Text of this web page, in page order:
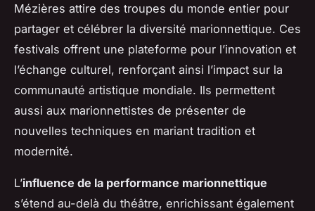
Mézières attire des troupes du monde entier pour
partager et célébrer la diversité marionnettique. Ces
festivals offrent une plateforme pour l’innovation et
l’échange culturel, renforçant ainsi l’impact sur la
communauté artistique mondiale. Ils permettent
aussi aux marionnettistes de présenter de
nouvelles techniques en mariant tradition et
modernité.
L’influence de la performance marionnettique
s’étend au-delà du théâtre, enrichissant également